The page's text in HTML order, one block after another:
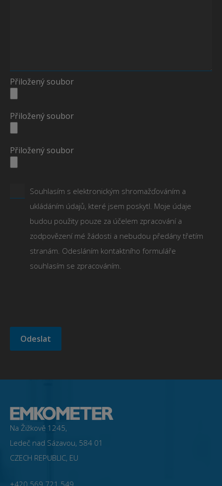
Přiložený soubor
Přiložený soubor
Přiložený soubor
Souhlasím s elektronickým shromažďováním a
ukládáním údajů, které jsem poskytl. Moje údaje
budou použity pouze za účelem zpracování a
zodpovězení mé žádosti a nebudou předány třetím
stranám. Odesláním kontaktního formuláře
souhlasím se zpracováním.
Na Žižkově 1245,
Ledeč nad Sázavou, 584 01
CZECH REPUBLIC, EU
+420 569 721 549